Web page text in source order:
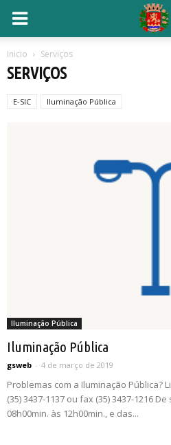
Inicio Serviços
SERVIÇOS
E-SIC Iluminação Pública
Iluminação Pública
Iluminação Pública
gsweb - 4 de março de 2019
Problemas com a Iluminação Pública?
(35) 3437-1137 ou fax (35) 3437-1216
08h00min. às 12h00min., e das...